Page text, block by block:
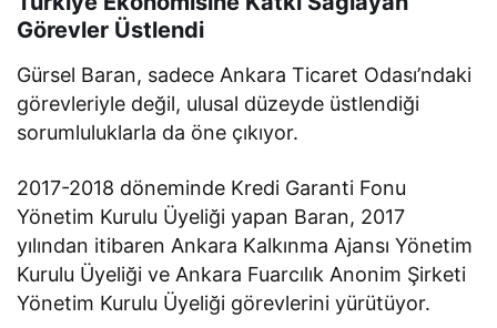
Görevler Üstlendi
Gürsel Baran, sadece Ankara Ticaret Odası’ndaki
görevleriyle değil, ulusal düzeyde üstlendiği
sorumluluklarla da öne çıkıyor.
2017-2018 döneminde Kredi Garanti Fonu
Yönetim Kurulu Üyeliği yapan Baran, 2017
yılından itibaren Ankara Kalkınma Ajansı Yönetim
Kurulu Üyeliği ve Ankara Fuarcılık Anonim Şirketi
Yönetim Kurulu Üyeliği görevlerini yürütüyor.